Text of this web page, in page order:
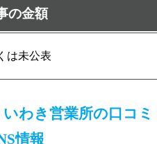
の金額
は未公表
わき営業所の口コミ
情報